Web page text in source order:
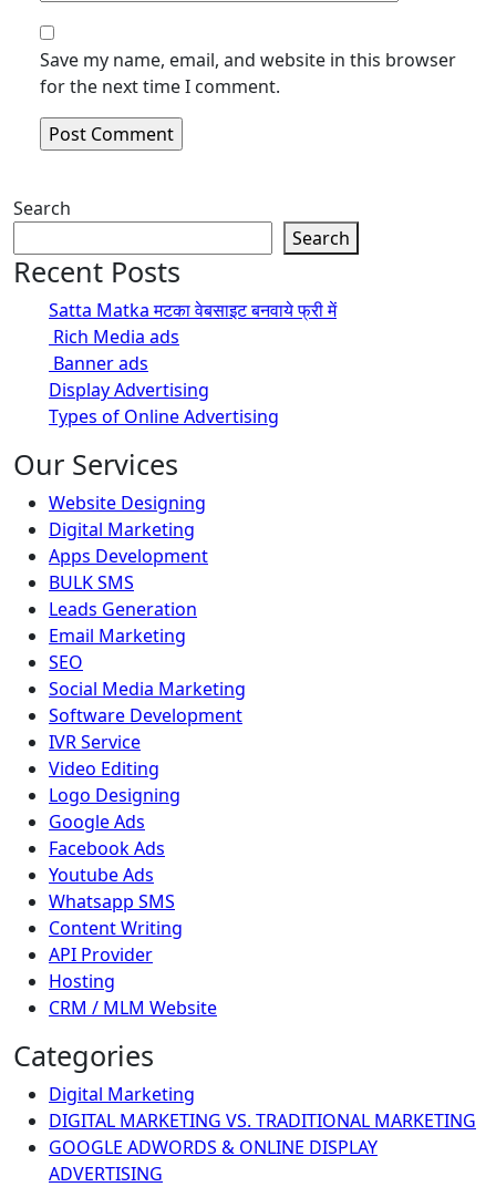
Save my name, email, and website in this browser
for the next time I comment.
Search
Search
Recent Posts
Satta Matka मटका वेबसाइट बनवाये फ्री में
Rich Media ads
Banner ads
Display Advertising
Types of Online Advertising
Our Services
Website Designing
Digital Marketing
Apps Development
BULK SMS
Leads Generation
Email Marketing
SEO
Social Media Marketing
Software Development
IVR Service
Video Editing
Logo Designing
Google Ads
Facebook Ads
Youtube Ads
Whatsapp SMS
Content Writing
API Provider
Hosting
CRM / MLM Website
Categories
Digital Marketing
DIGITAL MARKETING VS. TRADITIONAL MARKETING
GOOGLE ADWORDS & ONLINE DISPLAY
ADVERTISING